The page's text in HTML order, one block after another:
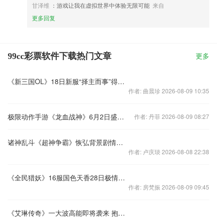
甘泽维 ：游戏让我在虚拟世界中体验无限可能 来自
更多回复
99cc彩票软件下载热门文章 更多
《新三国OL》18日新服“择主而事”得显长才
作者: 曲晨珍 2026-08-09 10:35
极限动作手游《龙血战神》6月2日盛大开启 作者: 丹菲 2026-08-09 08:27
诸神乱斗《超神争霸》恢弘背景剧情介绍
作者: 卢庆琰 2026-08-08 22:38
《全民猎妖》16服国色天香28日极情开启
作者: 房梵振 2026-08-09 09:45
《艾琳传奇》一大波高能即将袭来 抱紧土豪大腿